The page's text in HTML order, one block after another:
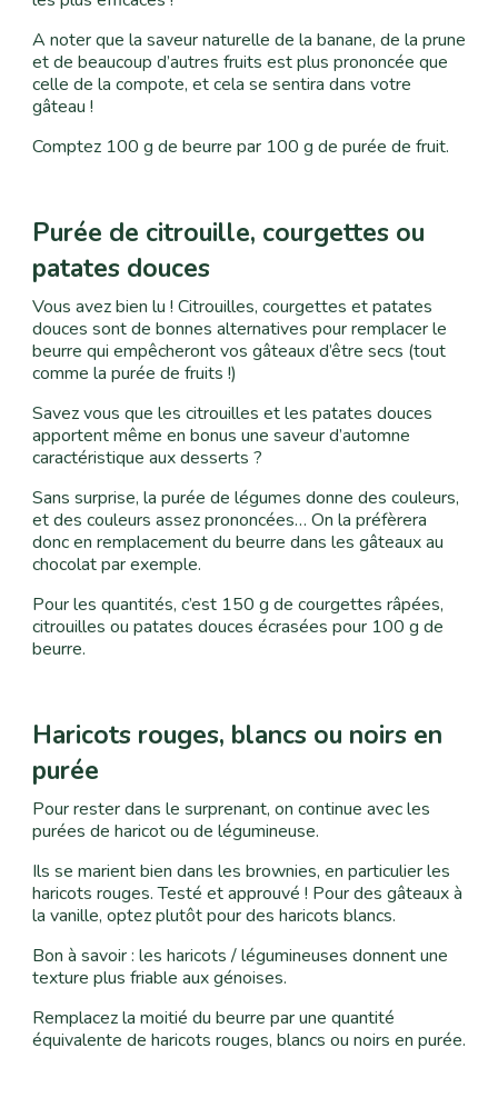
A noter que la saveur naturelle de la banane, de la prune
et de beaucoup d’autres fruits est plus prononcée que
celle de la compote, et cela se sentira dans votre
gâteau !
Comptez 100 g de beurre par 100 g de purée de fruit.
Purée de citrouille, courgettes ou
patates douces
Vous avez bien lu ! Citrouilles, courgettes et patates
douces sont de bonnes alternatives pour remplacer le
beurre qui empêcheront vos gâteaux d’être secs (tout
comme la purée de fruits !)
Savez vous que les citrouilles et les patates douces
apportent même en bonus une saveur d’automne
caractéristique aux desserts ?
Sans surprise, la purée de légumes donne des couleurs,
et des couleurs assez prononcées… On la préfèrera
donc en remplacement du beurre dans les gâteaux au
chocolat par exemple.
Pour les quantités, c’est 150 g de courgettes râpées,
citrouilles ou patates douces écrasées pour 100 g de
beurre.
Haricots rouges, blancs ou noirs en
purée
Pour rester dans le surprenant, on continue avec les
purées de haricot ou de légumineuse.
Ils se marient bien dans les brownies, en particulier les
haricots rouges. Testé et approuvé ! Pour des gâteaux à
la vanille, optez plutôt pour des haricots blancs.
Bon à savoir : les haricots / légumineuses donnent une
texture plus friable aux génoises.
Remplacez la moitié du beurre par une quantité
équivalente de haricots rouges, blancs ou noirs en purée.